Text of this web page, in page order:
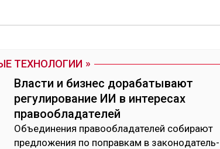
ТЕХНОЛОГИИ
Власти и бизнес дорабатывают
регулирование ИИ в интересах
правообладателей
Объ­еди­нения пра­вооб­ла­дате­лей со­бирают
пред­ло­жения по поп­рав­кам в за­коно­датель­